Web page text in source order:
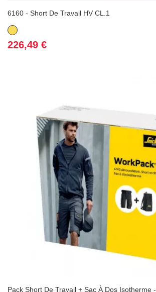
6160 - Short De Travail HV CL.1
Jaune
Prix
226,49 €
Pack Short De Travail + Sac À Dos Isotherme